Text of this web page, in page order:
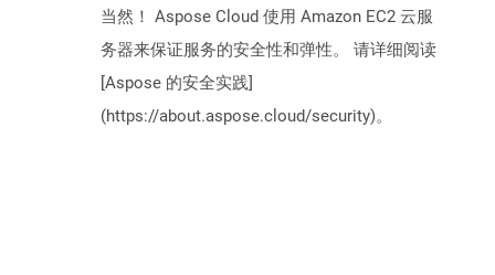
当然！ Aspose Cloud 使用 Amazon EC2 云服
务器来保证服务的安全性和弹性。 请详细阅读
[Aspose 的安全实践]
(https://about.aspose.cloud/security)。